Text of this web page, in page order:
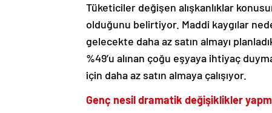
Tüketiciler değişen alışkanlıklar
olduğunu belirtiyor. Maddi kaygılar
gelecekte daha az satın almayı
%49’u alınan çoğu eşyaya ihtiyaç
için daha az satın almaya çalışıyor.
Genç nesil dramatik değişiklikler